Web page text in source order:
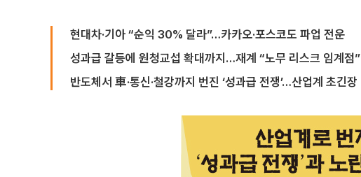
현대차·기아 “순익 30% 달라”…카카오·포스코도 파업 전운
성과급 갈등에 원청교섭 확대까지…재계 “노무 리스크 임계점”
반도체서 車·통신·철강까지 번진 ‘성과급 전쟁’…산업계 초긴장